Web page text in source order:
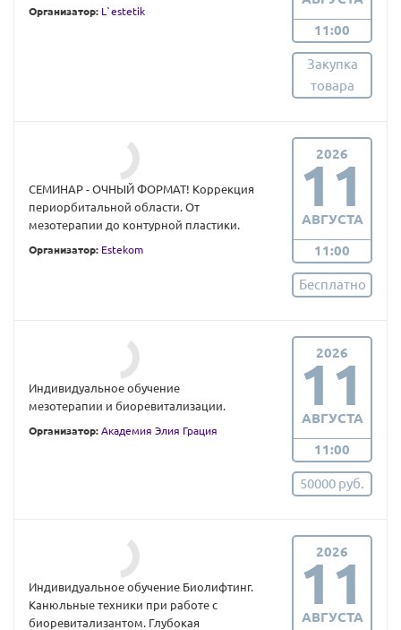
Организатор: L`estetik
11:00
Закупка
товара
СЕМИНАР - ОЧНЫЙ ФОРМАТ! Коррекция
периорбитальной области. От
мезотерапии до контурной пластики.
Организатор: Estekom
2026
11
АВГУСТА
11:00
Бесплатно
Индивидуальное обучение
мезотерапии и биоревитализации.
Организатор: Академия Элия Грация
2026
11
АВГУСТА
11:00
50000 руб.
Индивидуальное обучение Биолифтинг.
Канюльные техники при работе с
биоревитализантом. Глубокая
2026
11
АВГУСТА